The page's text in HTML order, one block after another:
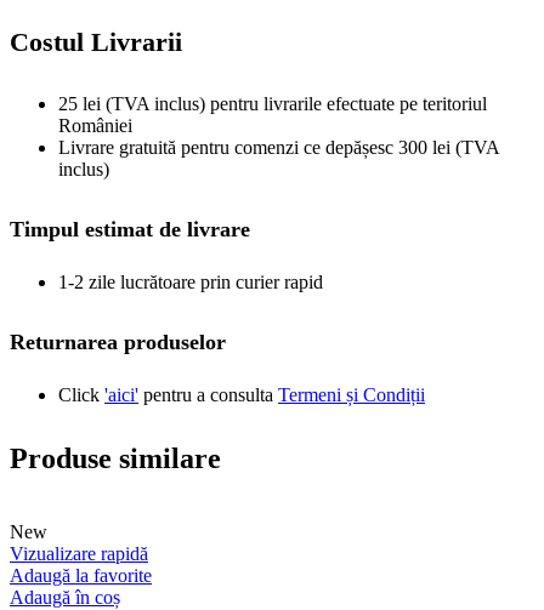
Costul Livrarii
25 lei (TVA inclus) pentru livrarile efectuate pe teritoriul
României
Livrare gratuită pentru comenzi ce depășesc 300 lei (TVA
inclus)
Timpul estimat de livrare
1-2 zile lucrătoare prin curier rapid
Returnarea produselor
Click 'aici' pentru a consulta Termeni și Condiții
Produse similare
New
Vizualizare rapidă
Adaugă la favorite
Adaugă în coș